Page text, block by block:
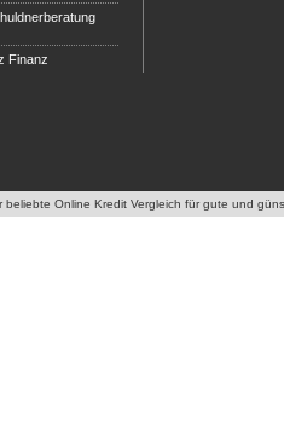
Finanz
beliebte Online Kredit Vergleich für gute und